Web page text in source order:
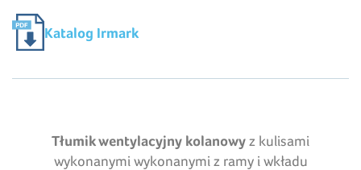
Katalog Irmark
Tłumik wentylacyjny kolanowyz kulisami
wykonanymi wykonanymi z ramy i wkładu